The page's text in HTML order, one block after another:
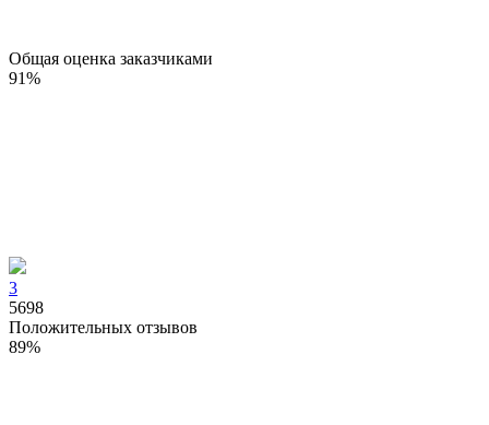
Общая оценка заказчиками
91%
3
5698
Положительных отзывов
89%